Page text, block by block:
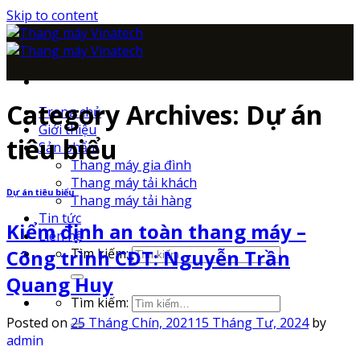
Skip to content
Trang chủ
Giới thiệu
Sản phẩm
Thang máy gia đình
Thang máy tải khách
Thang máy tải hàng
Tin tức
Liên hệ
Tìm kiếm:
Tìm kiếm:
Category Archives: Dự án
tiêu biểu
Dự án tiêu biểu
Kiểm định an toàn thang máy –
Công trình CĐT: Nguyễn Trần
Quang Huy
Posted on 25 Tháng Chín, 2021 15 Tháng Tư, 2024by
admin